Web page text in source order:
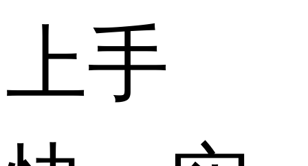
上手